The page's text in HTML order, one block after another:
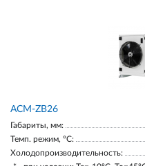
ACM-ZB26
Габариты, мм:
Темп. режим, °С:
Холодопроизводительность: